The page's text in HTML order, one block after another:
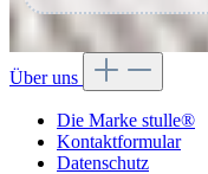
Über uns
Die Marke stulle®
Kontaktformular
Datenschutz